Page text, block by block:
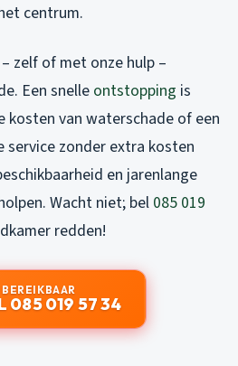
centrum.
zelf of met onze hulp –
Een snelle ontstopping is
kosten van waterschade of een
service zonder extra kosten
en jarenlange
Wacht niet; bel 085 019
redden!
BEREIKBAAR
085 019 57 34